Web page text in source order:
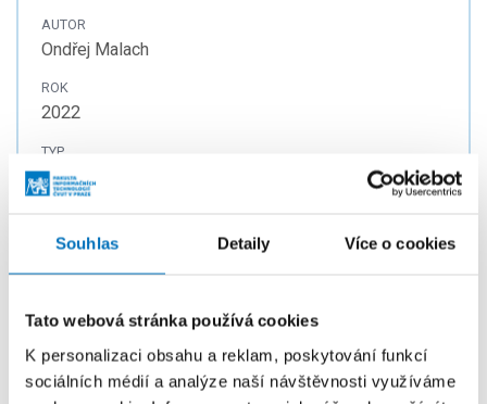
Souhlas Detaily Více o cookies
Tato webová stránka používá cookies
K personalizaci obsahu a reklam, poskytování funkcí
sociálních médií a analýze naší návštěvnosti využíváme
AUTOR
Ondřej Malach
ROK
2022
TYP
Bakalářská práce
Systém pro správu herních komunit
ROK
2025